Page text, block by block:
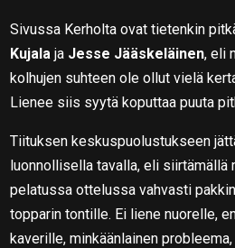
Sivussa Kerholta ovat tietenkin
Kujala ja Jesse Jääskeläinen, eli
kolhujen suhteen ole ollut vielä
Lienee siis syytä koputtaa puuta
Tiituksen keskuspuolustukseen
luonnollisella tavalla, eli siirtämällä
pelatussa ottelussa vahvasti
topparin tontille. Ei liene nuorelle,
kaverille, minkäänlainen